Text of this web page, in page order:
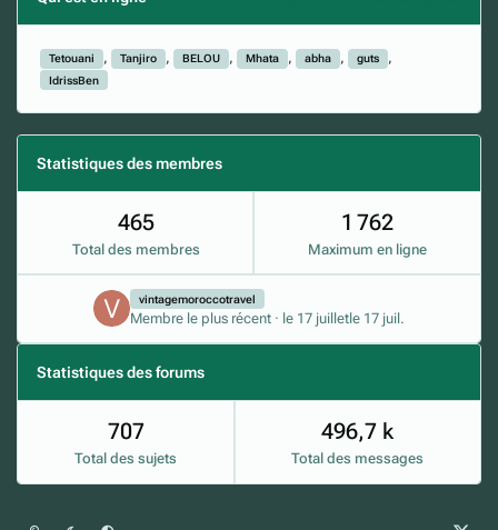
Tetouani Tanjiro BELOU Mhata abha
guts
IdrissBen
Statistiques des membres
465
Total des membres
1 762
Maximum en ligne
vintagemoroccotravel
Membre le plus récent · le 17 juilletle 17 juil.
Statistiques des forums
Total des sujets
707
Total des messages
496,7 k
Mode clairMode sombrePréférence du système